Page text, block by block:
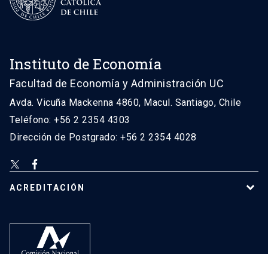
Instituto de Economía
Facultad de Economía y Administración UC
Avda. Vicuña Mackenna 4860, Macul. Santiago, Chile
Teléfono: +56 2 2354 4303
Dirección de Postgrado: +56 2 2354 4028
ACREDITACIÓN